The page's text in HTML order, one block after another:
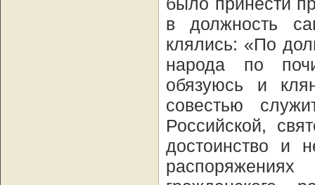
в должность
клялись: «По
народа по
обязуюсь и
совестью
Российской,
достоинство и